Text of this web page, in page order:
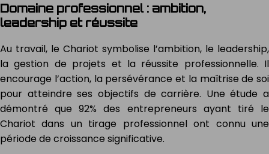
Domaine professionnel : ambition,
leadership et réussite
Au travail, le Chariot symbolise l’ambition, le leadership,
la gestion de projets et la réussite professionnelle. Il
encourage l’action, la persévérance et la maîtrise de soi
pour atteindre ses objectifs de carrière. Une étude a
démontré que 92% des entrepreneurs ayant tiré le
Chariot dans un tirage professionnel ont connu une
période de croissance significative.